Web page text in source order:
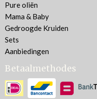
Pure oliën
Mama & Baby
Gedroogde Kruiden
Sets
Aanbiedingen
Betaalmethodes